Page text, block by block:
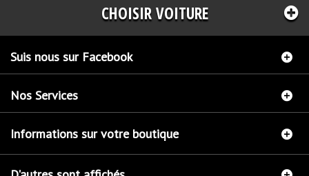
CHOISIR VOITURE
Suis nous sur Facebook
Nos Services
Informations sur votre boutique